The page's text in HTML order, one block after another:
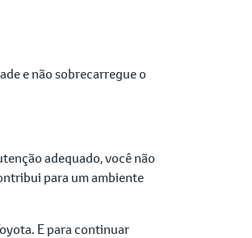
e não sobrecarregue o
adequado, você não
para um ambiente
E para continuar